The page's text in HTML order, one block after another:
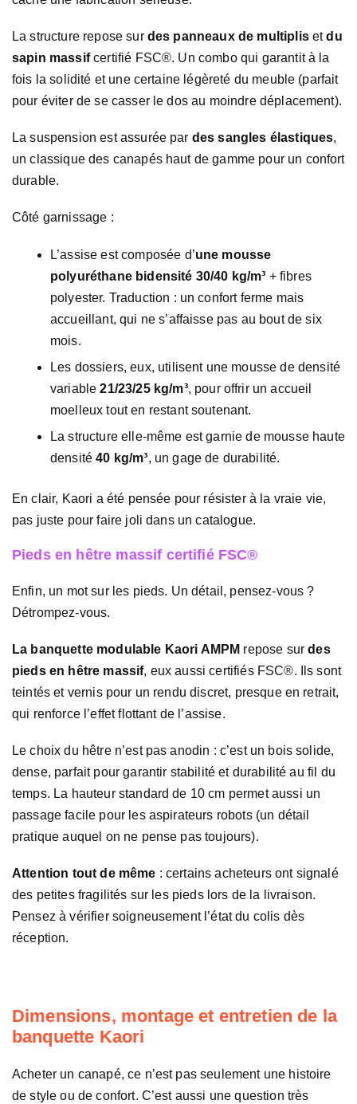
La structure repose sur des panneaux de multiplisetdu
sapin massifcertifié FSC®. Un combo qui garantit à la
fois la solidité et une certaine légèreté du meuble (parfait
pour éviter de se casser le dos au moindre déplacement).
La suspension est assurée par des sangles élastiques,
un classique des canapés haut de gamme pour un confort
durable.
Côté garnissage :
L’assise est composée d’une mousse
polyuréthane bidensité 30/40 kg/m³ + fibres
polyester. Traduction : un confort ferme mais
accueillant, qui ne s’affaisse pas au bout de six
mois.
Les dossiers, eux, utilisent une mousse de densité
variable21/23/25 kg/m³, pour offrir un accueil
moelleux tout en restant soutenant.
La structure elle-même est garnie de mousse haute
densité40 kg/m³, un gage de durabilité.
En clair, Kaori a été pensée pour résister à la vraie vie,
pas juste pour faire joli dans un catalogue.
Pieds en hêtre massif certifié FSC®
Enfin, un mot sur les pieds. Un détail, pensez-vous ?
Détrompez-vous.
La banquette modulable Kaori AMPM repose surdes
pieds en hêtre massif, eux aussi certifiés FSC®. Ils sont
teintés et vernis pour un rendu discret, presque en retrait,
qui renforce l’effet flottant de l’assise.
Le choix du hêtre n’est pas anodin : c’est un bois solide,
dense, parfait pour garantir stabilité et durabilité au fil du
temps. La hauteur standard de 10 cm permet aussi un
passage facile pour les aspirateurs robots (un détail
pratique auquel on ne pense pas toujours).
Attention tout de même : certains acheteurs ont signalé
des petites fragilités sur les pieds lors de la livraison.
Pensez à vérifier soigneusement l’état du colis dès
réception.
Dimensions, montage et entretien de la
banquette Kaori
Acheter un canapé, ce n’est pas seulement une histoire
de style ou de confort. C’est aussi une question très